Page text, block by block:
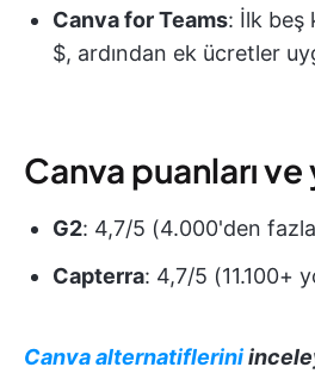
Canvafor Teams: İlk beş
$, ardından ek ücretler
Canva puanları ve
G2: 4,7/5 (4.000'den
Capterra: 4,7/5 (11.100+
Canva alternatiflerini